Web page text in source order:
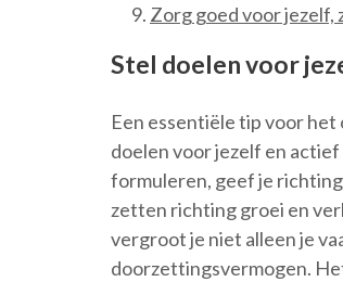
Zorg goed voor jezelf,
Stel doelen voor
Een essentiële tip voor
doelen voor jezelf en
formuleren, geef je
zetten richting groei en
vergroot je niet alleen je
doorzettingsvermogen.